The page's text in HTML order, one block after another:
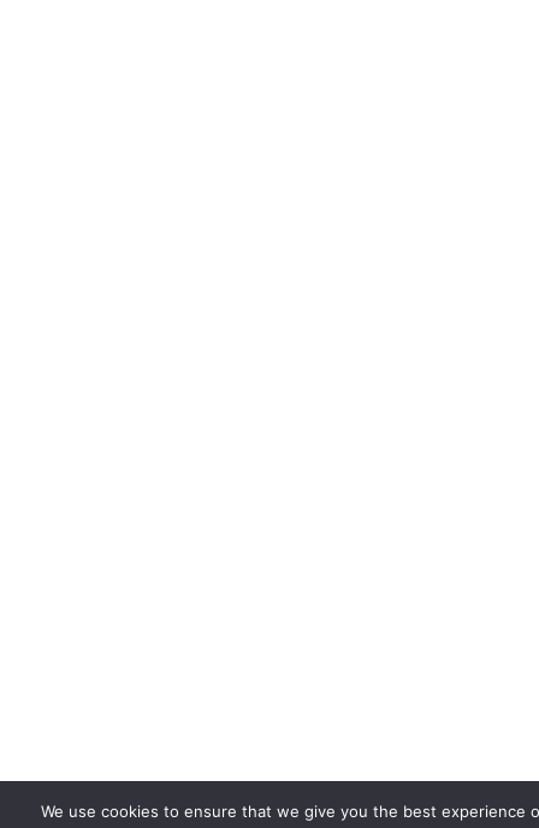
We use cookies to ensure that we give you the best experience